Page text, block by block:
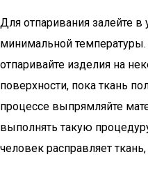
Для отпаривания залейте в
минимальной
отпаривайте изделия на
поверхности, пока ткань
процессе выпрямляйте
выполнять такую
человек расправляет